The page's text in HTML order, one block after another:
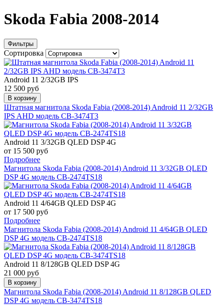
Skoda Fabia 2008-2014
Фильтры
Сортировка
Android 11 2/32GB IPS
12 500 руб
В корзину
Штатная магнитола Skoda Fabia (2008-2014) Android 11 2/32GB
IPS AHD модель CB-3474T3
Android 11 3/32GB QLED DSP 4G
от 15 500 руб
Подробнее
Магнитола Skoda Fabia (2008-2014) Android 11 3/32GB QLED
DSP 4G модель CB-2474TS18
Android 11 4/64GB QLED DSP 4G
от 17 500 руб
Подробнее
Магнитола Skoda Fabia (2008-2014) Android 11 4/64GB QLED
DSP 4G модель CB-2474TS18
Android 11 8/128GB QLED DSP 4G
21 000 руб
В корзину
Магнитола Skoda Fabia (2008-2014) Android 11 8/128GB QLED
DSP 4G модель CB-3474TS18